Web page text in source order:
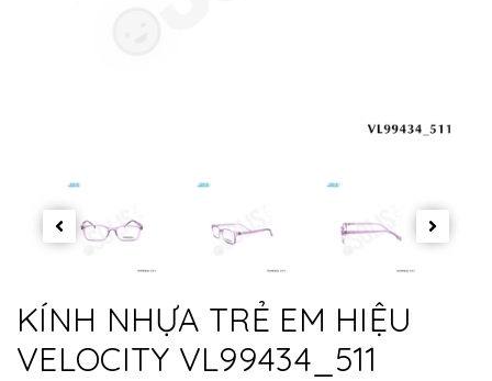
KÍNH NHỰA TRẺ EM HIỆU
VELOCITY VL99434_511